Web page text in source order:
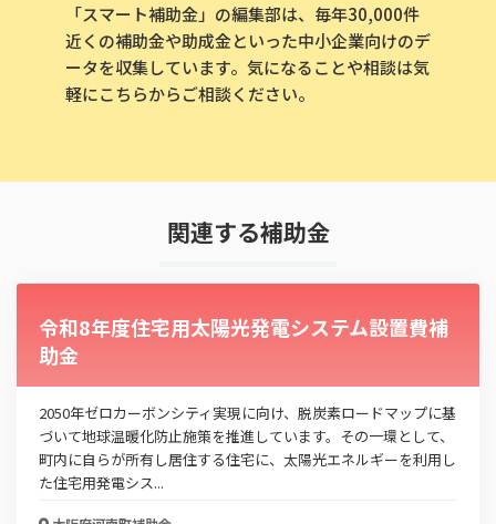
河南町三世代同居・近居支援補助金制度
お名前
会社名
「スマート補助金」の編集部は、毎年30,000件
近くの補助金や助成金といった中小企業向けのデ
ータを収集しています。気になることや相談は気
軽にこちらからご相談ください。
関連する補助金
令和8年度住宅用太陽光発電システム設置費補
助金
2050年ゼロカーボンシティ実現に向け、脱炭素ロードマップに基
づいて地球温暖化防止施策を推進しています。その一環として、
町内に自らが所有し居住する住宅に、太陽光エネルギーを利用し
た住宅用発電シス...